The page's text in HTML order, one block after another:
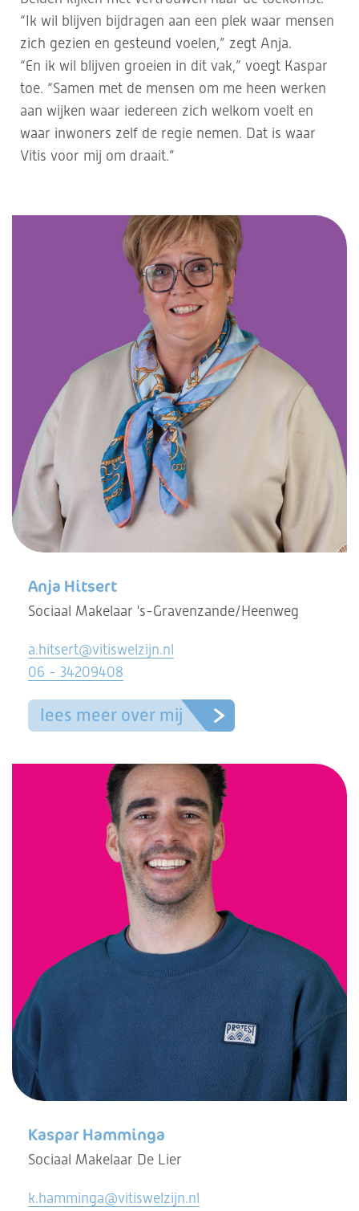
“Ik wil blijven bijdragen aan een plek waar mensen
zich gezien en gesteund voelen,” zegt Anja.
“En ik wil blijven groeien in dit vak,” voegt Kaspar
toe. “Samen met de mensen om me heen werken
aan wijken waar iedereen zich welkom voelt en
waar inwoners zelf de regie nemen. Dat is waar
Vitis voor mij om draait.”
Anja Hitsert
Sociaal Makelaar 's-Gravenzande/Heenweg
a.hitsert@vitiswelzijn.nl
06 - 34209408
lees meer over mij
Kaspar Hamminga
Sociaal Makelaar De Lier
k.hamminga@vitiswelzijn.nl